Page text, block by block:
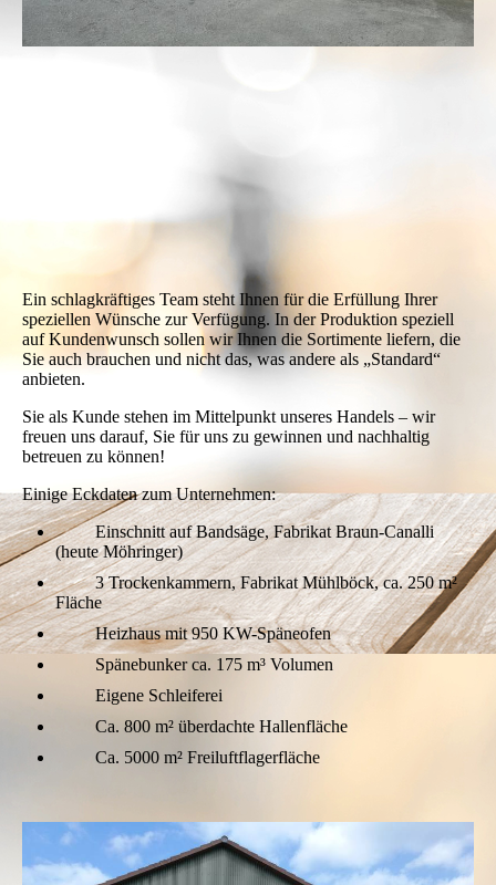
Ein schlagkräftiges Team steht Ihnen für die Erfüllung Ihrer
speziellen Wünsche zur Verfügung. In der Produktion speziell
auf Kundenwunsch sollen wir Ihnen die Sortimente liefern, die
Sie auch brauchen und nicht das, was andere als „Standard“
anbieten.
Sie als Kunde stehen im Mittelpunkt unseres Handels – wir
freuen uns darauf, Sie für uns zu gewinnen und nachhaltig
betreuen zu können!
Einige Eckdaten zum Unternehmen:
Einschnitt auf Bandsäge, Fabrikat Braun-Canalli
(heute Möhringer)
3 Trockenkammern, Fabrikat Mühlböck, ca. 250 m²
Fläche
Heizhaus mit 950 KW-Späneofen
Spänebunker ca. 175 m³ Volumen
Eigene Schleiferei
Ca. 800 m² überdachte Hallenfläche
Ca. 5000 m² Freiluftflagerfläche